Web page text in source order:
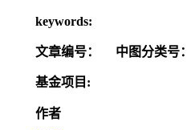
keywords:
文章编号： 中图分类号：
基金项目:
作者